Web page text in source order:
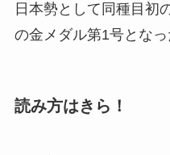
日本勢として同種目初
の金メダル第1号となっ
読み方はきら！